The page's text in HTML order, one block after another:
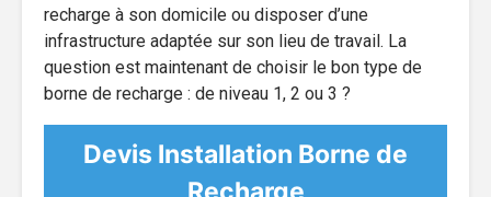
recharge à son domicile ou disposer d’une
infrastructure adaptée sur son lieu de travail. La
question est maintenant de choisir le bon type de
borne de recharge : de niveau 1, 2 ou 3 ?